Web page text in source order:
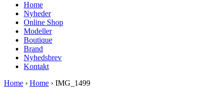
Home
Nyheder
Online Shop
Modeller
Boutique
Brand
Nyhedsbrev
Kontakt
Home › Home › IMG_1499